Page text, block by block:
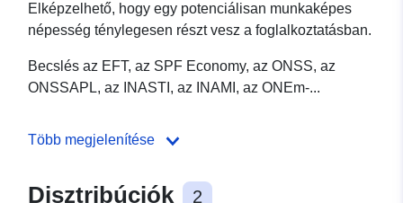
Elképzelhető, hogy egy potenciálisan munkaképes
népesség ténylegesen részt vesz a foglalkoztatásban.
Becslés az EFT, az SPF Economy, az ONSS, az
ONSSAPL, az INASTI, az INAMI, az ONEm-...
Több megjelenítése
Disztribúciók 2